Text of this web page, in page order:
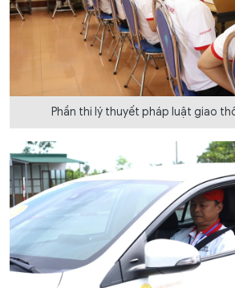
Phần thi lý thuyết pháp luật giao